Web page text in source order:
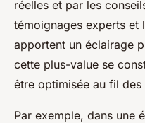
réelles et par les
témoignages experts et
apportent un éclairage
cette plus-value se
être optimisée au fil des
Par exemple, dans une